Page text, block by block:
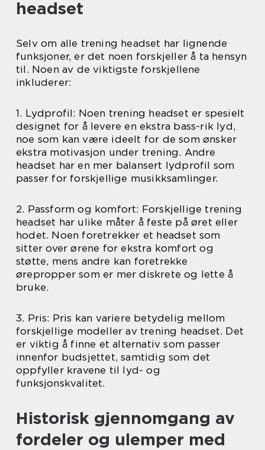
headset
Selv om alle trening headset har lignende
funksjoner, er det noen forskjeller å ta hensyn
til. Noen av de viktigste forskjellene
inkluderer:
1. Lydprofil: Noen trening headset er spesielt
designet for å levere en ekstra bass-rik lyd,
noe som kan være ideelt for de som ønsker
ekstra motivasjon under trening. Andre
headset har en mer balansert lydprofil som
passer for forskjellige musikksamlinger.
2. Passform og komfort: Forskjellige trening
headset har ulike måter å feste på øret eller
hodet. Noen foretrekker et headset som
sitter over ørene for ekstra komfort og
støtte, mens andre kan foretrekke
ørepropper som er mer diskrete og lette å
bruke.
3. Pris: Pris kan variere betydelig mellom
forskjellige modeller av trening headset. Det
er viktig å finne et alternativ som passer
innenfor budsjettet, samtidig som det
oppfyller kravene til lyd- og
funksjonskvalitet.
Historisk gjennomgang av
fordeler og ulemper med